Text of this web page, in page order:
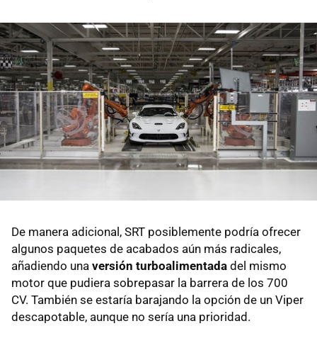
De manera adicional, SRT posiblemente podría ofrecer
algunos paquetes de acabados aún más radicales,
añadiendo una versión turboalimentada del mismo
motor que pudiera sobrepasar la barrera de los 700
CV. También se estaría barajando la opción de un Viper
descapotable, aunque no sería una prioridad.